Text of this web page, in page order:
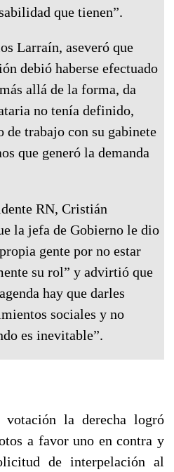
que tienen”.
Larraín, aseveró que
debió haberse efectuado
allá de la forma, da
no tenía definido,
de trabajo con su gabinete
que generó la demanda
RN, Cristián
la jefa de Gobierno le dio
gente por no estar
su rol” y advirtió que
hay que darles
sociales y no
es inevitable”.
votación la derecha logró
a favor uno en contra y
de interpelación al